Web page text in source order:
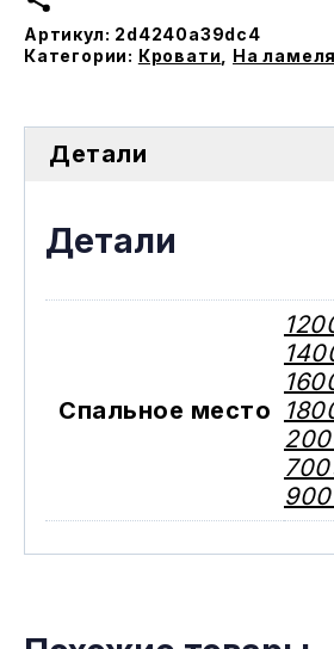
на
ламеляx
Артикул: 2d4240a39dc4
Категории: Кровати На
Детали
Детали
Спальное место